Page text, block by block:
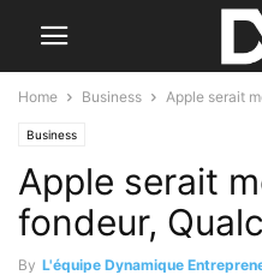
Home Business Apple serait
Business
Apple serait
fondeur,
By L'équipe Dynamique